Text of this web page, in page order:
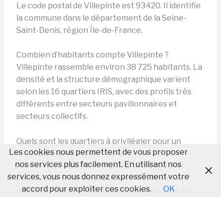
Le code postal de Villepinte est 93420. Il identifie
la commune dans le département de la Seine-
Saint-Denis, région Île-de-France.
Combien d’habitants compte Villepinte ?
Villepinte rassemble environ 38 725 habitants. La
densité et la structure démographique varient
selon les 16 quartiers IRIS, avec des profils très
différents entre secteurs pavillonnaires et
secteurs collectifs.
Quels sont les quartiers à privilégier pour un
investissement locatif ?
Pour un investissement locatif, privilégier les
secteurs proches des transports et des pôles
d’activité. Les quartiers autour de la gare et des
Les cookies nous permettent de vous proposer
nos services plus facilement. En utilisant nos
services, vous nous donnez expressément votre
accord pour exploiter ces cookies.
OK